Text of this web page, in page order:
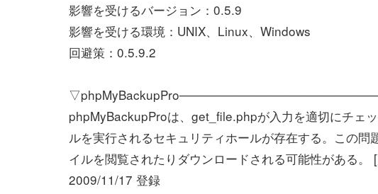
影響を受けるバージョン：0.5.9
影響を受ける環境：UNIX、Linux、Windows
回避策：0.5.9.2
phpMyBackupProは、get_file.phpが入力を適切にチェ
ルを実行されるセキュリティホールが存在する。この
イルを閲覧されたりダウンロードされる可能性がある。
2009/11/17 登録